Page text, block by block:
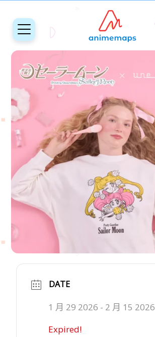
DATE
1 月 29 2026 - 2 月 15 2026
Expired!